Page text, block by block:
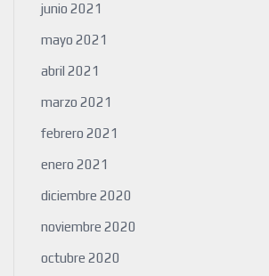
junio 2021
mayo 2021
abril 2021
marzo 2021
febrero 2021
enero 2021
diciembre 2020
noviembre 2020
octubre 2020